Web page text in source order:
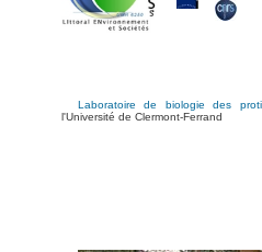
Laboratoire de biologie des
l'Université de Clermont-Ferrand